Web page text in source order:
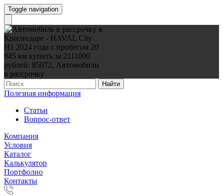
Toggle navigation
Найти
Полезная информация
Статьи
Вопрос-ответ
Компания
Условия
Каталог
Калькулятор
Портфолио
Контакты